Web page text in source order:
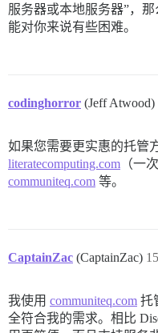
服务器或本地服务器”，
能对你来说有些困难。
codinghorror (Jeff Atwood)
如果您需要更实惠的托管
literatecomputing.com （一
communiteq.com 等。
CaptainZac (CaptainZac) 15
我使用 communiteq.com 托
全符合我的需求。相比